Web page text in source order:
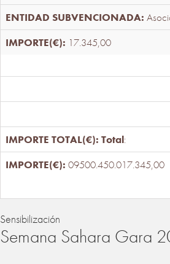
17.345,00
Total:
09500.450.017.345,00
Sensibilización
Semana Sahara Gara